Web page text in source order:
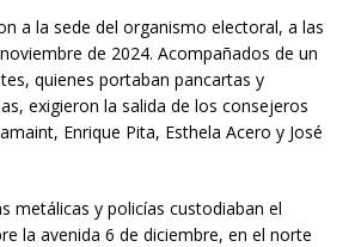
a la sede del organismo electoral, a las
de 2024. Acompañados de un
quienes portaban pancartas y
exigieron la salida de los consejeros
Enrique Pita, Esthela Acero y José
metálicas y policías custodiaban el
la avenida 6 de diciembre, en el norte